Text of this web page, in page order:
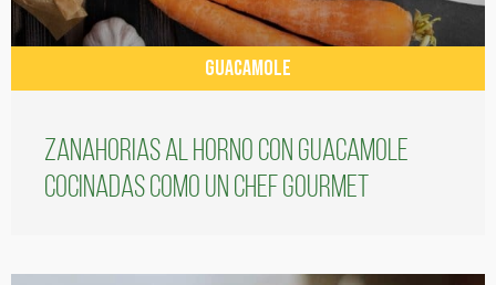
GUACAMOLE
Zanahorias al horno con guacamole
cocinadas como un chef gourmet